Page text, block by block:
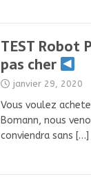
TEST Robot
pas cher
janvier 29, 2020
Vous voulez
Bomann, nous
conviendra sans […]